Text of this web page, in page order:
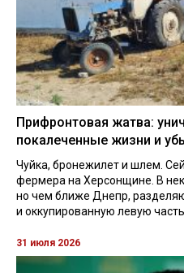
Прифронтовая жатва:
покалеченные жизни и
Чуйка, бронежилет и шлем.
фермера на Херсонщине. В
но чем ближе Днепр,
и оккупированную левую часть
31 июля 2026